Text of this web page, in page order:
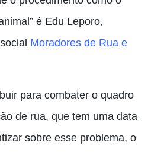
é Edu Leporo,
Moradores de Rua e
para combater o quadro
de rua, que tem uma data
sobre esse problema, o